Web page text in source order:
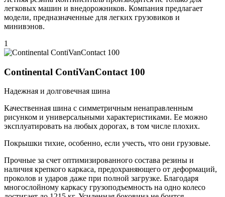
легковых машин и внедорожников. Компания предлагает
модели, предназначенные для легких грузовиков и
минивэнов.
1
Continental ContiVanContact 100
Надежная и долговечная шина
Качественная шина с симметричным ненаправленным
рисунком и универсальными характеристиками. Ее можно
эксплуатировать на любых дорогах, в том числе плохих.
Покрышки тихие, особенно, если учесть, что они грузовые.
Прочные за счет оптимизированного состава резины и
наличия крепкого каркаса, предохраняющего от деформаций,
проколов и ударов даже при полной загрузке. Благодаря
многослойному каркасу грузоподъемность на одно колесо